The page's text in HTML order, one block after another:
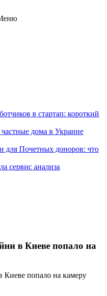
в стартап: короткий
дома в Украине
для Почетных доноров: что
сервис анализа
в Киеве попало на